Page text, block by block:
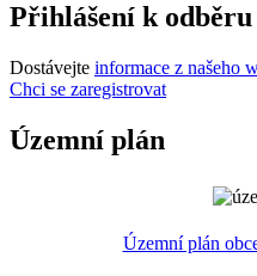
Přihlášení k
Dostávejte informace z našeho
Chci se zaregistrovat
Územní plán
Územní plán